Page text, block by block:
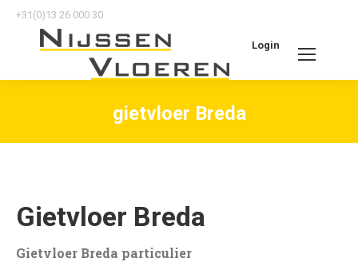
+31(0)13 26 000 30
Login
Search:
gietvloer Breda
Gietvloer Breda
Gietvloer Breda particulier